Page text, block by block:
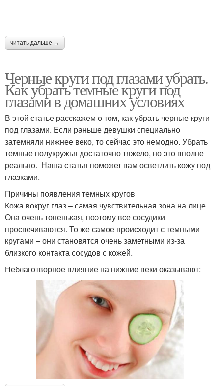
читать дальше →
Черные круги под глазами убрать.
Как убрать темные круги под
глазами в домашних условиях
В этой статье расскажем о том, как убрать черные круги
под глазами. Если раньше девушки специально
затемняли нижнее веко, то сейчас это немодно. Убрать
темные полукружья достаточно тяжело, но это вполне
реально. Наша статья поможет вам осветлить кожу под
глазками.
Причины появления темных кругов
Кожа вокруг глаз – самая чувствительная зона на лице.
Она очень тоненькая, поэтому все сосудики
просвечиваются. То же самое происходит с темными
кругами – они становятся очень заметными из-за
близкого контакта сосудов с кожей.
Неблаготворное влияние на нижние веки оказывают: